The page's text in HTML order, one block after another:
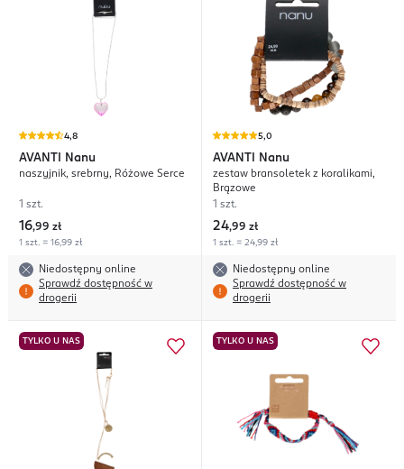
4,8
AVANTI Nanu
naszyjnik, srebrny, Różowe Serce
1 szt.
16,99 zł
1 szt. = 16,99 zł
Niedostępny online
Sprawdź dostępność w
drogerii
5,0
AVANTI Nanu
zestaw bransoletek z koralikami,
Brązowe
1 szt.
24,99 zł
1 szt. = 24,99 zł
Niedostępny online
Sprawdź dostępność w
drogerii
TYLKO U NAS TYLKO U NAS